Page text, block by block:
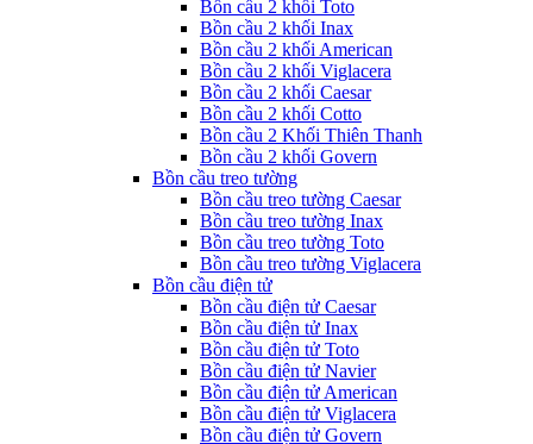
Bồn cầu 2 khối Toto
Bồn cầu 2 khối Inax
Bồn cầu 2 khối American
Bồn cầu 2 khối Viglacera
Bồn cầu 2 khối Caesar
Bồn cầu 2 khối Cotto
Bồn cầu 2 Khối Thiên Thanh
Bồn cầu 2 khối Govern
Bồn cầu treo tường
Bồn cầu treo tường Caesar
Bồn cầu treo tường Inax
Bồn cầu treo tường Toto
Bồn cầu treo tường Viglacera
Bồn cầu điện tử
Bồn cầu điện tử Caesar
Bồn cầu điện tử Inax
Bồn cầu điện tử Toto
Bồn cầu điện tử Navier
Bồn cầu điện tử American
Bồn cầu điện tử Viglacera
Bồn cầu điện tử Govern